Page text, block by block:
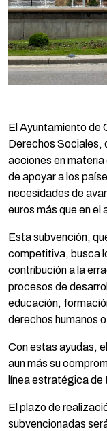
El Ayuntamiento de
Derechos Sociales,
acciones en
de apoyar a los
necesidades de
euros más que en el
Esta subvención,
competitiva, busca
contribución a la
procesos de
educación,
derechos humanos
Con estas ayudas,
aun más su
línea estratégica de
El plazo de
subvencionadas